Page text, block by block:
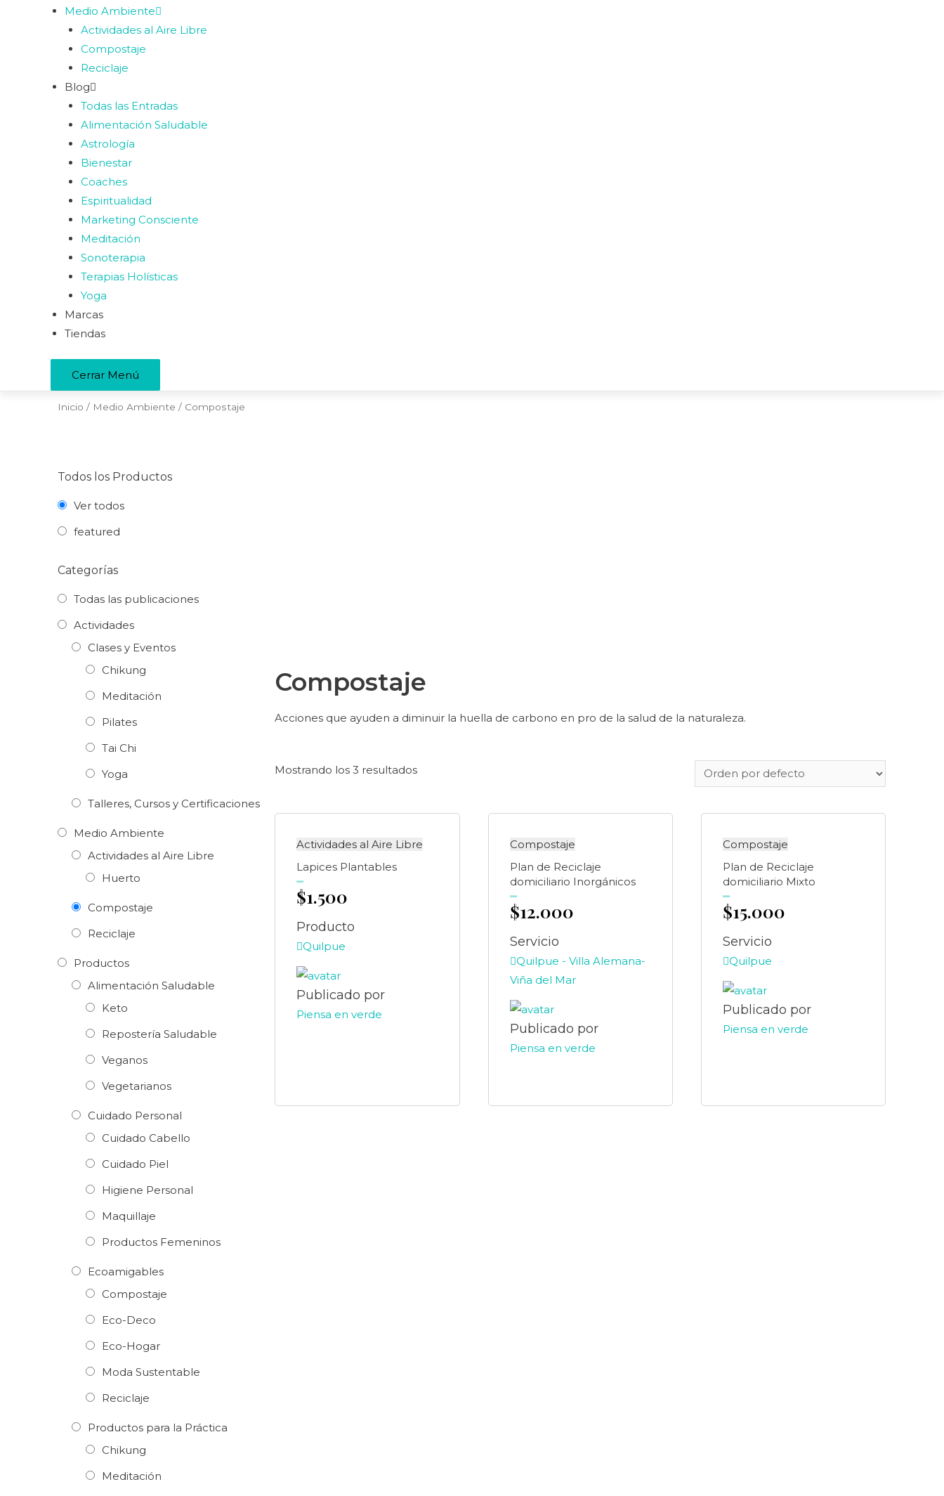
Medio Ambiente
Actividades al Aire Libre
Compostaje
Reciclaje
Blog
Todas las Entradas
Alimentación Saludable
Astrología
Bienestar
Coaches
Espiritualidad
Marketing Consciente
Meditación
Sonoterapia
Terapias Holísticas
Yoga
Marcas
Tiendas
Cerrar Menú
Inicio / Medio Ambiente / Compostaje
Todos los Productos
Ver todos
featured
Categorías
Todas las publicaciones
Actividades
Clases y Eventos
Chikung
Meditación
Pilates
Tai Chi
Yoga
Talleres, Cursos y Certificaciones
Medio Ambiente
Actividades al Aire Libre
Huerto
Compostaje
Reciclaje
Productos
Alimentación Saludable
Keto
Repostería Saludable
Veganos
Vegetarianos
Cuidado Personal
Cuidado Cabello
Cuidado Piel
Higiene Personal
Maquillaje
Productos Femeninos
Ecoamigables
Compostaje
Eco-Deco
Eco-Hogar
Moda Sustentable
Reciclaje
Productos para la Práctica
Chikung
Meditación
Compostaje
Acciones que ayuden a diminuir la huella de carbono en pro de la salud de la naturaleza.
Mostrando los 3 resultados
Actividades al Aire Libre
Lapices Plantables
en
0
de
5$1.500
Producto
Quilpue
Publicado por
Piensa en verde
Compostaje
Plan de Reciclaje
domiciliario Inorgánicos
en
0
de
5$12.000
Servicio
Quilpue - Villa Alemana-
Viña del Mar
Publicado por
Piensa en verde
Compostaje
Plan de Reciclaje
domiciliario Mixto
en
0
de
5$15.000
Servicio
Quilpue
Publicado por
Piensa en verde